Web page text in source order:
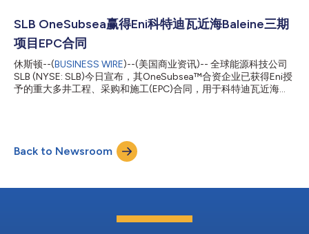
随着开发商致力于增加新的计算能力，许多人正在寻求表后
(behind-the-meter)电力解决方案，这种解决方案可以独立于传统
电网连接进行部署，同时随着电力需求的增长提高可靠性、效率和
灵活性。 SLB新能源与工业业务总裁Gavin Rennick表示：“AI基础
设施的瓶颈不再仅仅是计算能力，而在于能否按市场目前要求的时
间表交付基础设施和电力。通过整合互补的基础设施和电力能力，
我们将帮助开发商加速新数据中心容量的部署。” 根据计划中的联
SLB OneSubsea赢得Eni科特迪瓦近海Baleine三期
项目EPC合同
休斯顿--(BUSINESS WIRE)--(美国商业资讯)-- 全球能源科技公司
SLB (NYSE: SLB)今日宣布，其OneSubsea™合资企业已获得Eni授
予的重大多井工程、采购和施工(EPC)合同，用于科特迪瓦近海
地位。 该EPC合同范围包括水下采油树、脐带缆、管汇、多相流量
计和控制系统，以及安装、调试和全生命周期支持。这种一体化交
付模式旨在简化执行流程，并支持项目快速推进的开发进度。 SLB
兼具规模优势与执行确定性。凭借我们的海底生产系统技术，并依
的深水项目，同时为科特迪瓦海上资源的长期开发做出贡献。” 项
目的执行将得到SLB OneSubsea在当地的驻点和本地化能力的支
Back to Newsroom